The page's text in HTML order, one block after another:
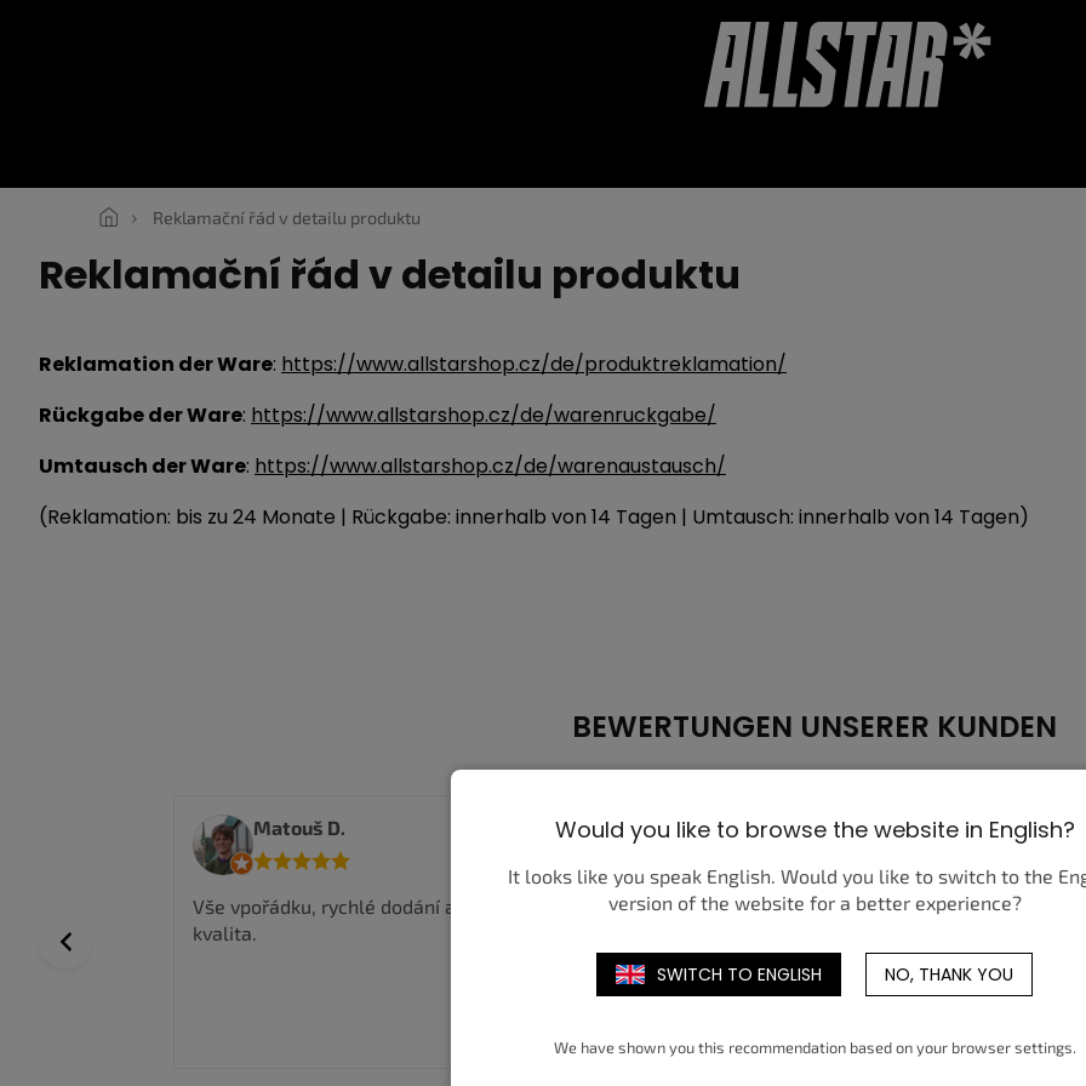
Reklamační řád v detailu produktu
Reklamační řád v detailu produktu
Reklamation der Ware: https://www.allstarshop.cz/de/produktreklamation/
Rückgabe der Ware: https://www.allstarshop.cz/de/warenruckgabe/
Umtausch der Ware: https://www.allstarshop.cz/de/warenaustausch/
(Reklamation: bis zu 24 Monate | Rückgabe: innerhalb von 14 Tagen | Umtausch: innerhalb von 14 Tagen)
BEWERTUNGEN UNSERER KUNDEN
Previous
, skvělá
uznat že
Matouš D.
Vše vpořádku, rychlé dodání a top
kvalita.
Anwar I.
Nakoupil jsem zde a jsem velmi
rychlé doručení.
Would you like to browse the website in English?
It looks like you speak English. Would you like to switch to the
version of the website for a better experience?
SWITCH TO ENGLISH NO, THANK YOU
We have shown you this recommendation based on your browser settings.